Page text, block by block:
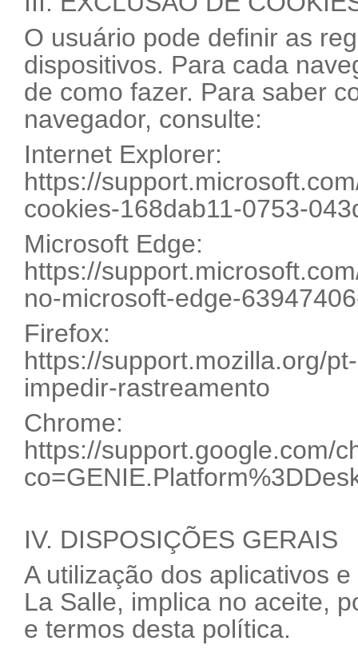
O usuário pode definir as
dispositivos. Para cada
de como fazer. Para saber
navegador, consulte:
Internet Explorer:
https://
cookies-168dab11-0753-
Microsoft Edge:
https://
no-microsoft-edge-
Firefox:
https://support.mozilla.org/
impedir-rastreamento
Chrome:
https://support.google.com/
IV. DISPOSIÇÕES GERAIS
A utilização dos aplicativos
La Salle, implica no aceite,
e termos desta política.